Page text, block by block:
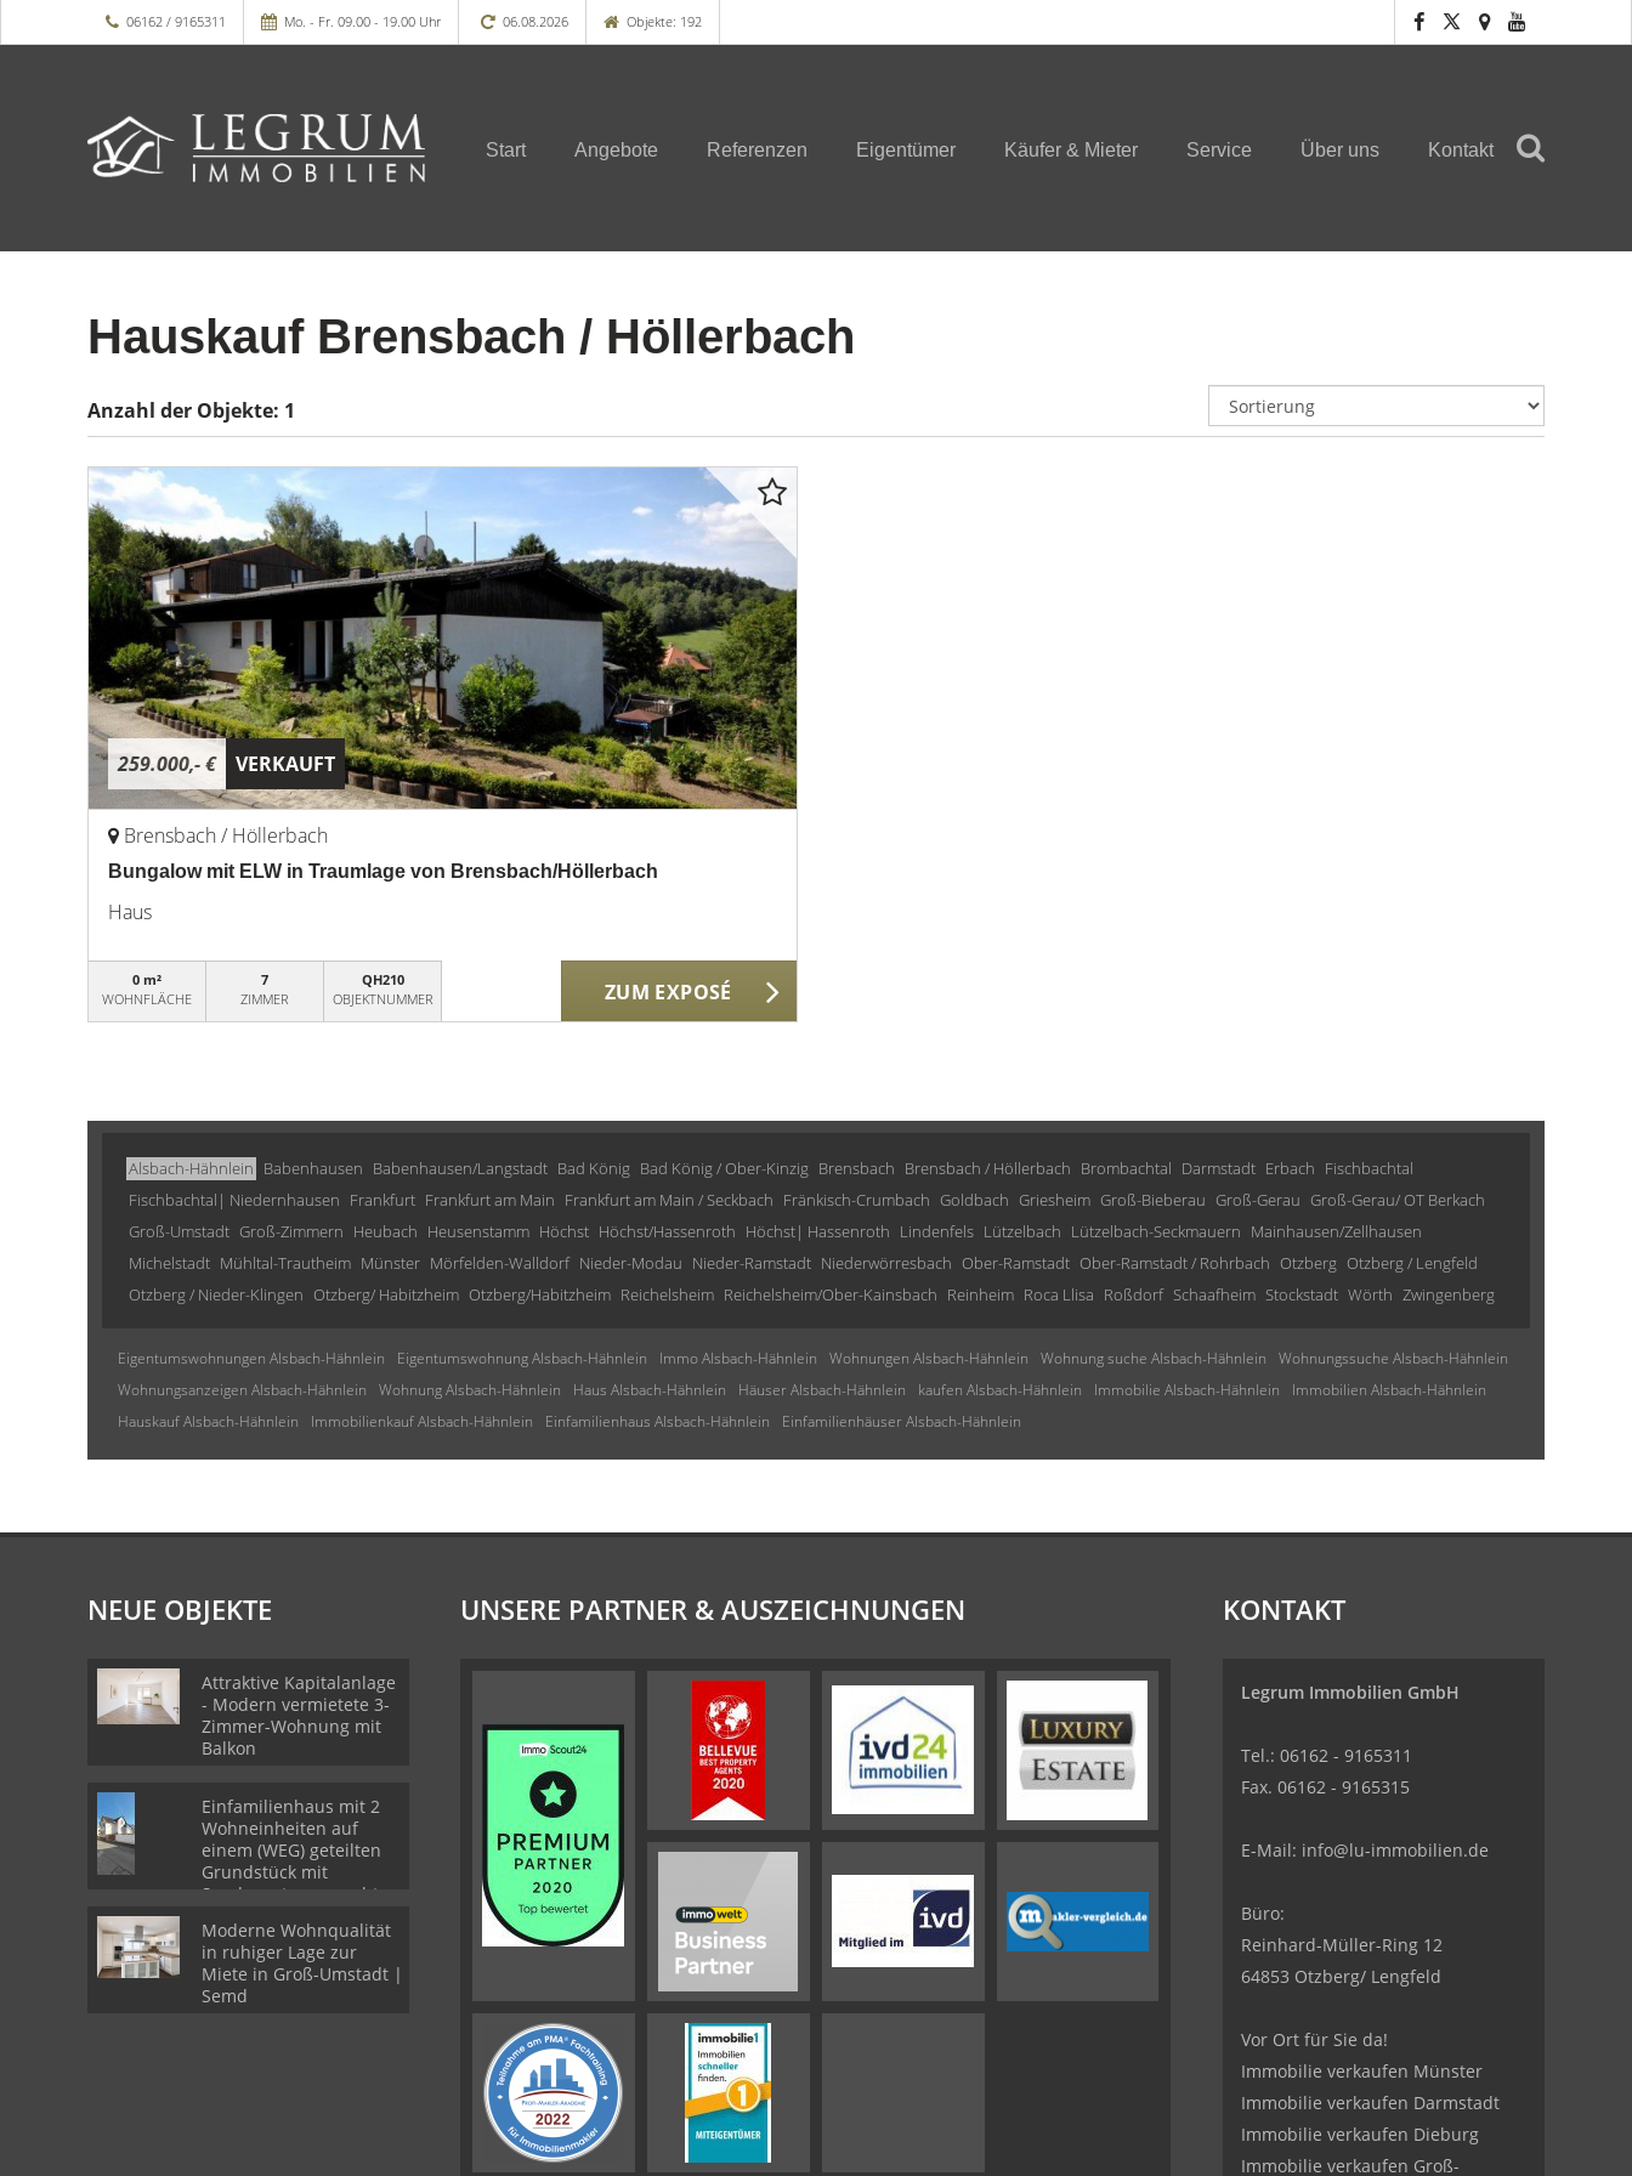
06162 / 9165311 Mo. - Fr. 09.00 - 19.00 Uhr 06.08.2026 Objekte: 192
Start Angebote Referenzen Eigentümer Käufer & Mieter Service Über uns Kontakt
Hauskauf Brensbach / Höllerbach
Anzahl der Objekte: 1
259.000,- € VERKAUFT
Brensbach / Höllerbach
Bungalow mit ELW in Traumlage von Brensbach/Höllerbach
Haus
0 m²
WOHNFLÄCHE
7
ZIMMER
QH210
OBJEKTNUMMER
ZUM EXPOSÉ
Alsbach-Hähnlein Babenhausen Babenhausen/Langstadt Bad König Bad König / Ober-Kinzig Brensbach Brensbach / Höllerbach Brombachtal Darmstadt Erbach Fischbachtal
Fischbachtal| Niedernhausen Frankfurt Frankfurt am Main Frankfurt am Main / Seckbach Fränkisch-Crumbach Goldbach Griesheim Groß-Bieberau Groß-Gerau Groß-Gerau/ OT Berkach
Groß-Umstadt Groß-Zimmern Heubach Heusenstamm Höchst Höchst/Hassenroth Höchst| Hassenroth Lindenfels Lützelbach Lützelbach-Seckmauern Mainhausen/Zellhausen
Michelstadt Mühltal-Trautheim Münster Mörfelden-Walldorf Nieder-Modau Nieder-Ramstadt Niederwörresbach Ober-Ramstadt Ober-Ramstadt / Rohrbach Otzberg Otzberg / Lengfeld
Otzberg / Nieder-Klingen Otzberg/ Habitzheim Otzberg/Habitzheim Reichelsheim Reichelsheim/Ober-Kainsbach Reinheim Roca Llisa Roßdorf Schaafheim Stockstadt Wörth Zwingenberg
Eigentumswohnungen Alsbach-Hähnlein Eigentumswohnung Alsbach-Hähnlein Immo Alsbach-Hähnlein Wohnungen Alsbach-Hähnlein Wohnung suche Alsbach-Hähnlein
Wohnungssuche Alsbach-Hähnlein
Wohnungsanzeigen Alsbach-Hähnlein
Wohnung Alsbach-Hähnlein Haus Alsbach-Hähnlein Häuser Alsbach-Hähnlein kaufen Alsbach-Hähnlein Immobilie Alsbach-Hähnlein
Immobilien Alsbach-Hähnlein
Hauskauf Alsbach-Hähnlein
Immobilienkauf Alsbach-Hähnlein Einfamilienhaus Alsbach-Hähnlein Einfamilienhäuser Alsbach-Hähnlein
NEUE OBJEKTE
Attraktive Kapitalanlage
- Modern vermietete 3-
Zimmer-Wohnung mit
Balkon
Einfamilienhaus mit 2
Wohneinheiten auf
einem (WEG) geteilten
Grundstück mit
Sondernutzungsrechten
Moderne Wohnqualität
in ruhiger Lage zur
Miete in Groß-Umstadt |
Semd
UNSERE PARTNER & AUSZEICHNUNGEN KONTAKT
Legrum Immobilien GmbH
Tel.: 06162 - 9165311
Fax. 06162 - 9165315
E-Mail: info@lu-immobilien.de
Büro:
Reinhard-Müller-Ring 12
64853 Otzberg/ Lengfeld
Vor Ort für Sie da!
Immobilie verkaufen Münster
Immobilie verkaufen Darmstadt
Immobilie verkaufen Dieburg
Immobilie verkaufen Groß-